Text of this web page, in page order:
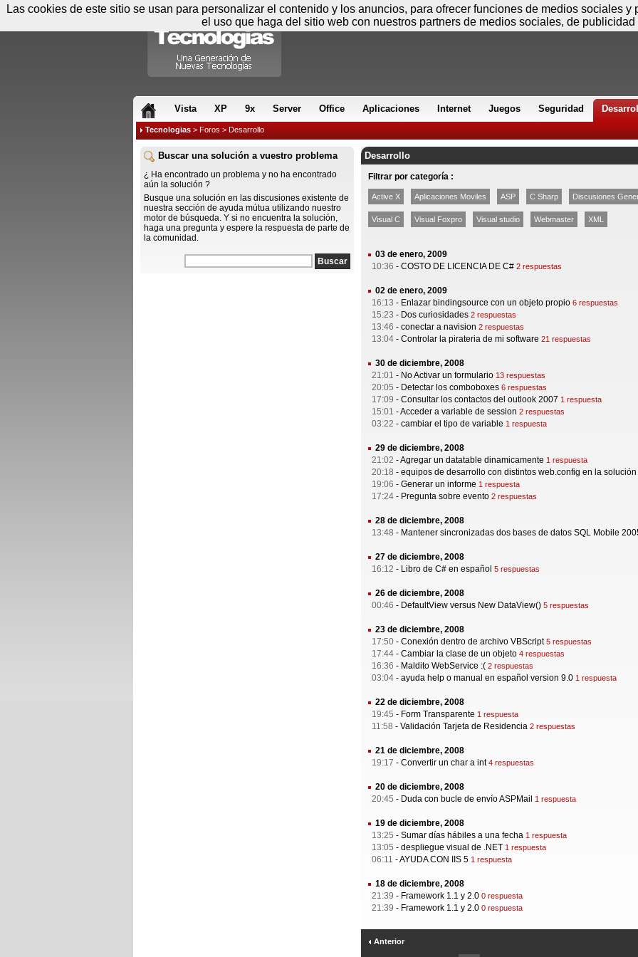
Vista XP 9x Server Office Aplicaciones Internet Juegos Seguridad
Tecnologias > Foros > Desarrollo
Buscar una solución a vuestro problema
¿ Ha encontrado un problema y no ha encontrado
aún la solución ?
Busque una solución en las discusiones existente de
nuestra sección de ayuda mútua utilizando nuestro
motor de búsqueda. Y si no encuentra la solución,
haga una pregunta y espere la respuesta de parte de
la comunidad.
Desarrollo
Filtrar por categoría :
Active X Aplicaciones Moviles ASP C Sharp Discusiones
Visual C Visual Foxpro Visual studio Webmaster XML
03 de enero, 2009
10:36 - COSTO DE LICENCIA DE C# 2 respuestas
02 de enero, 2009
16:13 - Enlazar bindingsource con un objeto propio 6 respuestas
15:23 - Dos curiosidades 2 respuestas
13:46 - conectar a navision 2 respuestas
13:04 - Controlar la pirateria de mi software 21 respuestas
30 de diciembre, 2008
21:01 - No Activar un formulario 13 respuestas
20:05 - Detectar los comboboxes 6 respuestas
17:09 - Consultar los contactos del outlook 2007 1 respuesta
15:01 -Acceder a variable de session 2 respuestas
03:22 - cambiar el tipo de variable 1 respuesta
29 de diciembre, 2008
21:02 -Agregar un datatable dinamicamente 1 respuesta
20:18 - equipos de desarrollo con distintos web.config en la solución
19:06 - Generar un informe 1 respuesta
17:24 - Pregunta sobre evento 2 respuestas
28 de diciembre, 2008
13:48 - Mantener sincronizadas dos bases de datos SQL Mobile
27 de diciembre, 2008
16:12 - Libro de C# en español 5 respuestas
26 de diciembre, 2008
00:46 - DefaultView versus New DataView() 5 respuestas
23 de diciembre, 2008
17:50 - Conexión dentro de archivo VBScript 5 respuestas
17:44 - Cambiar la clase de un objeto 4 respuestas
16:36 - Maldito WebService :( 2 respuestas
03:04 - ayuda help o manual en español version 9.0 1 respuesta
22 de diciembre, 2008
19:45 - Form Transparente 1 respuesta
11:58 - Validación Tarjeta de Residencia 2 respuestas
21 de diciembre, 2008
19:17 - Convertir un char a int 4 respuestas
20 de diciembre, 2008
20:45 - Duda con bucle de envío ASPMail 1 respuesta
19 de diciembre, 2008
13:25 - Sumar días hábiles a una fecha 1 respuesta
13:05 - despliegue visual de .NET 1 respuesta
06:11 -AYUDA CON IIS 5 1 respuesta
18 de diciembre, 2008
21:39 - Framework 1.1 y 2.0 0 respuesta
21:39 - Framework 1.1 y 2.0 0 respuesta
Anterior
Las cookies de este sitio se usan para personalizar el contenido y los anuncios, para ofrecer funciones de medios sociales
el uso que haga del sitio web con nuestros partners de medios sociales, de